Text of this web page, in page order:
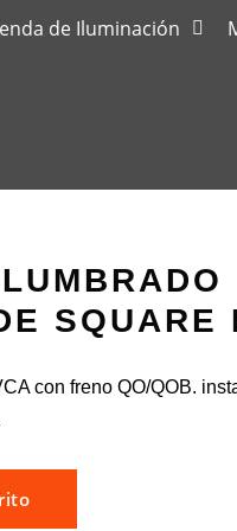
de Iluminación
SQUARE
con freno QO/QOB.